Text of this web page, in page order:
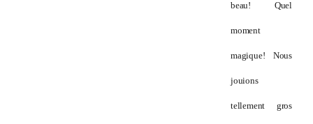
beau! Quel
moment
magique! Nous
jouions
tellement gros